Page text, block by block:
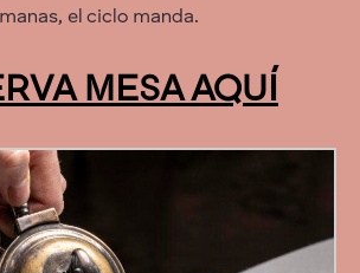
el ciclo manda.
MESA AQUÍ